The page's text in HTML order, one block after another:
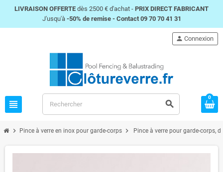
LIVRAISON OFFERTE dès 2500 € d'achat - PRIX DIRECT FABRICANT
J'usqu'à -50% de remise - Contact 09 70 70 41 31
view_headline search
person Connexion
0
chevron_right Pince à verre en inox pour garde-corps chevron_right Pince à verre pour garde-corps,